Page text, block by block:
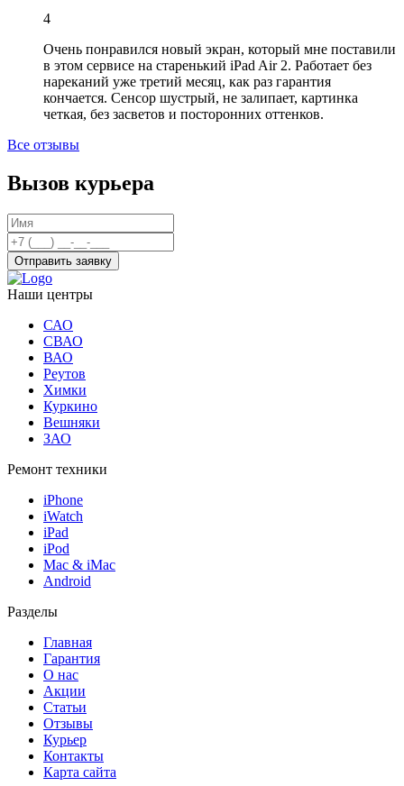
4
Очень понравился новый экран, который мне поставили
в этом сервисе на старенький iPad Air 2. Работает без
нареканий уже третий месяц, как раз гарантия
кончается. Сенсор шустрый, не залипает, картинка
четкая, без засветов и посторонних оттенков.
Все отзывы
Вызов курьера
Отправить заявку
Наши центры
САО
СВАО
ВАО
Реутов
Химки
Куркино
Вешняки
ЗАО
Ремонт техники
iPhone
iWatch
iPad
iPod
Mac & iMac
Android
Разделы
Главная
Гарантия
О нас
Акции
Статьи
Отзывы
Курьер
Контакты
Карта сайта